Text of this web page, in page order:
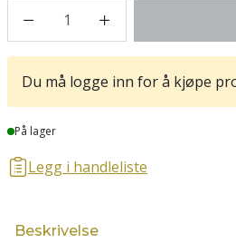
1
Du må logge inn for å kjøpe
Lager
På lager
Legg i handleliste
Beskrivelse